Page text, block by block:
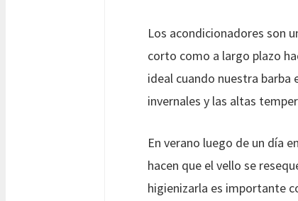
Los acondicionadores son
corto como a largo plazo
ideal cuando nuestra
invernales y las altas
En verano luego de un día
hacen que el vello se
higienizarla es importante